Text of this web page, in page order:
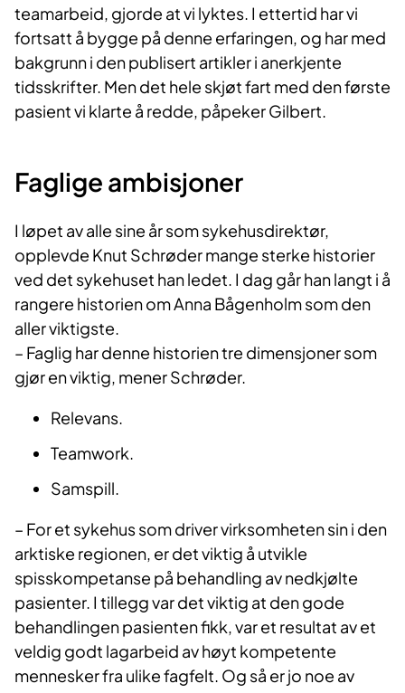
teamarbeid, gjorde at vi lyktes. I ettertid har vi
fortsatt å bygge på denne erfaringen, og har med
bakgrunn i den publisert artikler i anerkjente
tidsskrifter. Men det hele skjøt fart med den første
pasient vi klarte å redde, påpeker Gilbert.
Faglige ambisjoner
I løpet av alle sine år som sykehusdirektør,
opplevde Knut Schrøder mange sterke historier
ved det sykehuset han ledet. I dag går han langt i å
rangere historien om Anna Bågenholm som den
aller viktigste.
– Faglig har denne historien tre dimensjoner som
gjør en viktig, mener Schrøder.
Relevans.
Teamwork.
Samspill.
– For et sykehus som driver virksomheten sin i den
arktiske regionen, er det viktig å utvikle
spisskompetanse på behandling av nedkjølte
pasienter. I tillegg var det viktig at den gode
behandlingen pasienten fikk, var et resultat av et
veldig godt lagarbeid av høyt kompetente
mennesker fra ulike fagfelt. Og så er jo noe av